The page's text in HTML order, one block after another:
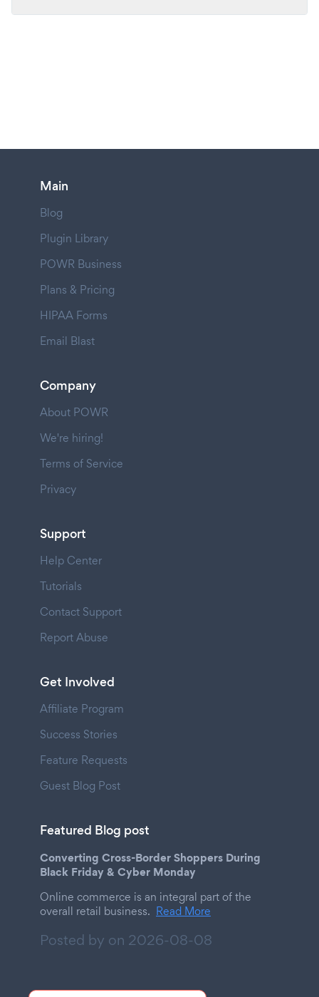
Main
Blog
Plugin Library
POWR Business
Plans & Pricing
HIPAA Forms
Email Blast
Company
About POWR
We're hiring!
Terms of Service
Privacy
Support
Help Center
Tutorials
Contact Support
Report Abuse
Get Involved
Affiliate Program
Success Stories
Feature Requests
Guest Blog Post
Featured Blog post
Converting Cross-Border Shoppers During
Black Friday & Cyber Monday
Online commerce is an integral part of the
overall retail business. Read More
Posted by on 2026-08-08